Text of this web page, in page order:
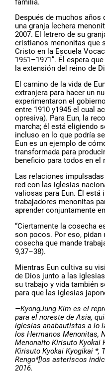
familia.
Después de muchos años
una granja lechera
2007. El letrero de su
cristianos menonitas que
Cristo en la Escuela
1951–1971”. Él espera
la extensión del reino de
El camino de la vida de
extranjera para hacer un
experimentaron el
entre 1910 y1945 el cual
opresiva). Para Eun, la
marcha; él está eligiendo
incluso en lo que podría
Eun es un ejemplo de
transformada para
beneficio para todos en el
Las relaciones
red con las iglesias
valiosas para Eun. Él está
trabajadores menonitas
aprender conjuntamente
“Ciertamente la cosecha
son pocos. Por eso, pidan
cosecha que mande
9,37–38).
Mientras Eun cultiva su
de Dios junto a las
su trabajo y vida también
para que las iglesias
—KyongJung Kim es el
para el noreste de Asia,
iglesias anabautistas a lo
los Hermanos Menonitas,
Menonaito Kirisuto Kyokai
Kirisuto Kyokai Kyogikai *,
Rengo*[los asteriscos
2016.